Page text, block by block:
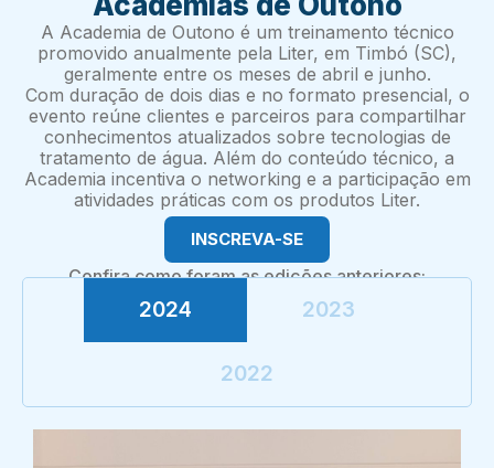
A Academia de Outono é um treinamento técnico
promovido anualmente pela Liter, em Timbó (SC),
geralmente entre os meses de abril e junho.
Com duração de dois dias e no formato presencial, o
evento reúne clientes e parceiros para compartilhar
conhecimentos atualizados sobre tecnologias de
tratamento de água. Além do conteúdo técnico, a
Academia incentiva o networking e a participação em
atividades práticas com os produtos Liter.
INSCREVA-SE
Confira como foram as edições anteriores:
2024 2023
2022